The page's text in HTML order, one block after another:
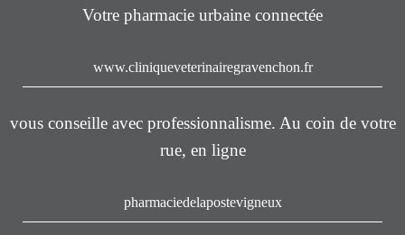
Votre pharmacie urbaine connectée
www.cliniqueveterinairegravenchon.fr
vous conseille avec professionnalisme. Au coin de votre
rue, en ligne
pharmaciedelapostevigneux